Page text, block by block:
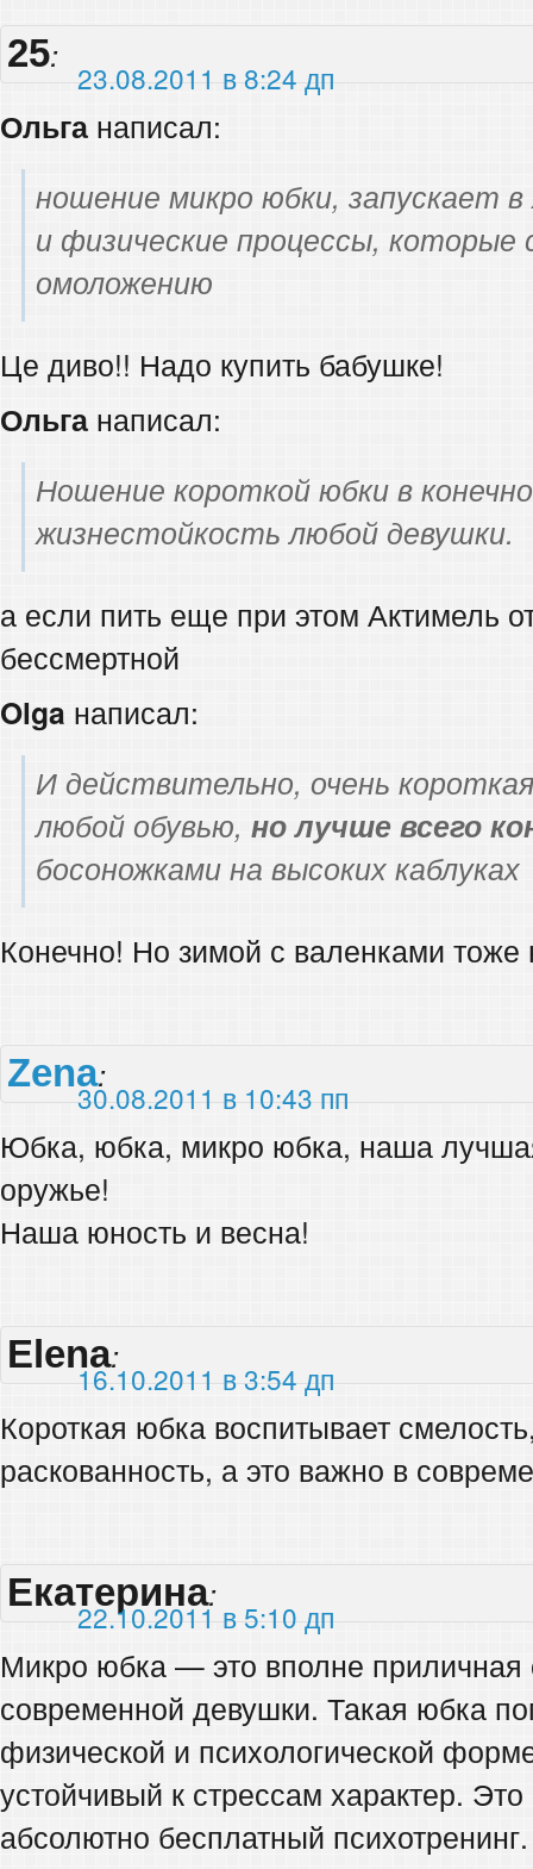
25:
23.08.2011 в 8:24 дп
Ольга написал:
ношение микро юбки, запускает
и физические процессы,
омоложению
Це диво!! Надо купить бабушке!
Ольга написал:
Ношение короткой юбки в
жизнестойкость любой девушки.
а если пить еще при этом Актимель
бессмертной
Olga написал:
И действительно, очень
любой обувью, но лучше всего
босоножками на высоких каблуках
Конечно! Но зимой с валенками
Zena:
30.08.2011 в 10:43 пп
Юбка, юбка, микро юбка, наша
оружье!
Наша юность и весна!
Elena:
16.10.2011 в 3:54 дп
Короткая юбка воспитывает
раскованность, а это важно в
Екатерина:
22.10.2011 в 5:10 дп
Микро юбка — это вполне
современной девушки. Такая юбка
физической и психологической
устойчивый к стрессам характер.
абсолютно бесплатный психотренинг.